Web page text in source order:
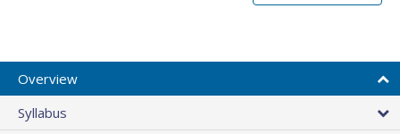
Overview
Syllabus